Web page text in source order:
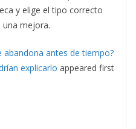
y elige el tipo correcto
una mejora.
abandona antes de tiempo?
explicarlo appeared first